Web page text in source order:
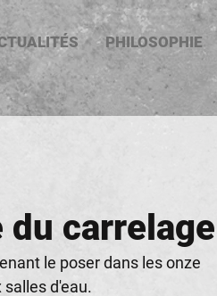
PHILOSOPHIE
carrelage
le poser dans les onze
d'eau.